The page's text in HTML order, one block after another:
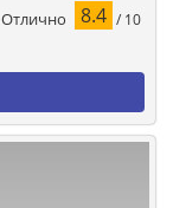
Отлично 8.4 / 10